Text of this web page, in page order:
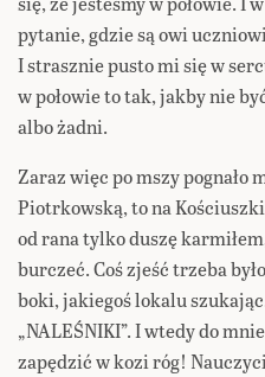
pytanie, gdzie są owi
I strasznie pusto mi się w
w połowie to tak, jakby nie
albo żadni.
Zaraz więc po mszy pognało
Piotrkowską, to na
od rana tylko duszę
burczeć. Coś zjeść trzeba
boki, jakiegoś lokalu
„NALEŚNIKI”. I wtedy do
zapędzić w kozi róg!